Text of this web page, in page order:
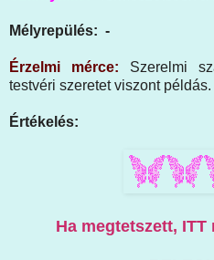
Mélyrepülés: -
Érzelmi mérce: Szerelmi
testvéri szeretet viszont példás.
Értékelés:
Ha megtetszett,